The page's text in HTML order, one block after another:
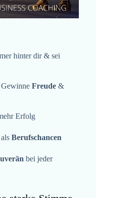
hinter dir & sei
Gewinne Freude &
Erfolg
als Berufschancen
bei jeder